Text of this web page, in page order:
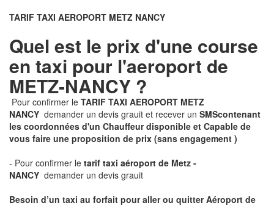
TARIF TAXI AEROPORT METZ NANCY
Quel est le prix d'une course
en taxi pour l'aeroport de
METZ-NANCY ?
Pour confirmer le TARIF TAXI AEROPORT METZ
NANCY demander un devis grauit et recever un SMScontenant
les coordonnées d'un Chauffeur disponible et Capable de
vous faire une proposition de prix (sans engagement )
- Pour confirmer le tarif taxi aéroport de Metz -
NANCY demander un devis grauit
Besoin d’un taxi au forfait pour aller ou quitter Aéroport de